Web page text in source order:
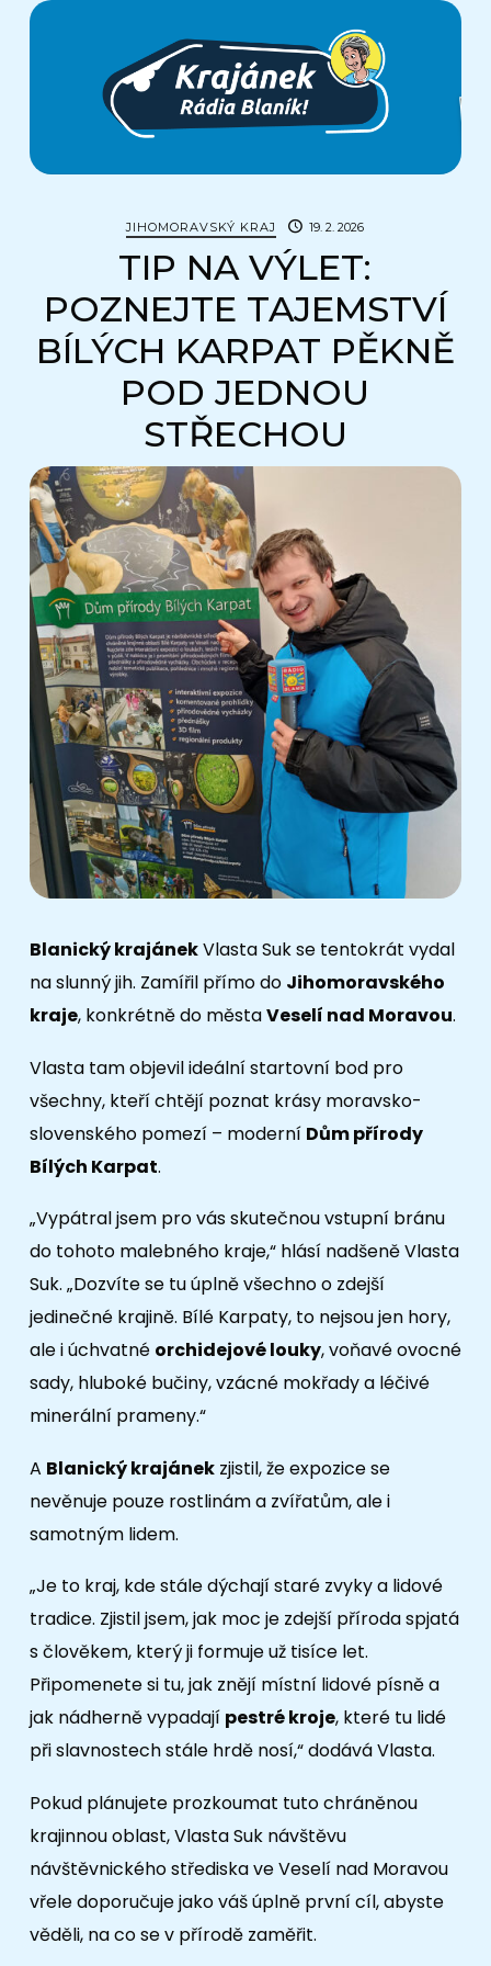
Krajánek
Rádia
JIHOMORAVSKÝ KRAJ 19. 2. 2026
TIP NA VÝLET:
POZNEJTE TAJEMSTVÍ
BÍLÝCH KARPAT PĚKNĚ
POD JEDNOU
STŘECHOU
Blanický krajánekVlasta Suk se tentokrát vydal
na slunný jih. Zamířil přímo do Jihomoravského
kraje, konkrétně do městaVeselí nad Moravou.
Vlasta tam objevil ideální startovní bod pro
všechny, kteří chtějí poznat krásy moravsko-
slovenského pomezí – moderní Dům přírody
Bílých Karpat.
„Vypátral jsem pro vás skutečnou vstupní bránu
do tohoto malebného kraje,“ hlásí nadšeně Vlasta
Suk. „Dozvíte se tu úplně všechno o zdejší
jedinečné krajině. Bílé Karpaty, to nejsou jen hory,
ale i úchvatné orchidejové louky, voňavé ovocné
sady, hluboké bučiny, vzácné mokřady a léčivé
minerální prameny.“
A Blanický krajánekzjistil, že expozice se
nevěnuje pouze rostlinám a zvířatům, ale i
samotným lidem.
„Je to kraj, kde stále dýchají staré zvyky a lidové
tradice. Zjistil jsem, jak moc je zdejší příroda spjatá
s člověkem, který ji formuje už tisíce let.
Připomenete si tu, jak znějí místní lidové písně a
jak nádherně vypadají pestré kroje, které tu lidé
při slavnostech stále hrdě nosí,“ dodává Vlasta.
Pokud plánujete prozkoumat tuto chráněnou
krajinnou oblast, Vlasta Suk návštěvu
návštěvnického střediska ve Veselí nad Moravou
vřele doporučuje jako váš úplně první cíl, abyste
věděli, na co se v přírodě zaměřit.